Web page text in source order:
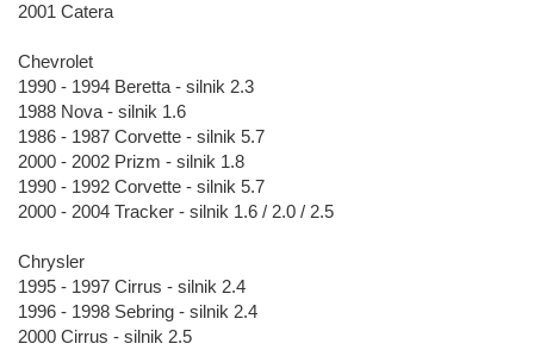
2001 Catera
Chevrolet
1990 - 1994 Beretta - silnik 2.3
1988 Nova - silnik 1.6
1986 - 1987 Corvette - silnik 5.7
2000 - 2002 Prizm - silnik 1.8
1990 - 1992 Corvette - silnik 5.7
2000 - 2004 Tracker - silnik 1.6 / 2.0 / 2.5
Chrysler
1995 - 1997 Cirrus - silnik 2.4
1996 - 1998 Sebring - silnik 2.4
2000 Cirrus - silnik 2.5